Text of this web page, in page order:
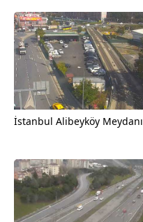
İstanbul Alibeyköy Meydanı